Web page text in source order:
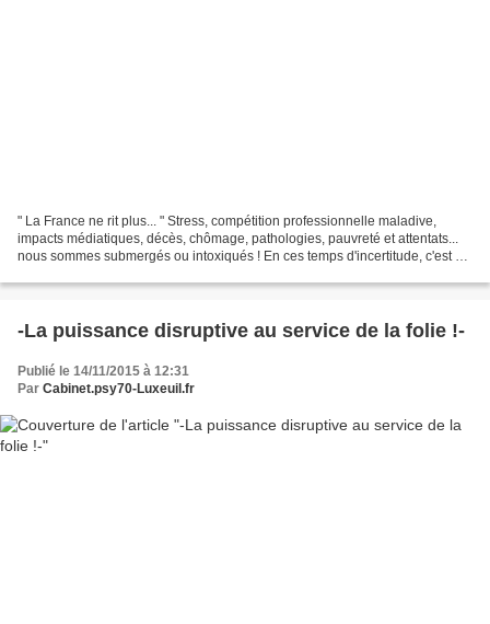
" La France ne rit plus... " Stress, compétition professionnelle maladive,
impacts médiatiques, décès, chômage, pathologies, pauvreté et attentats...
nous sommes submergés ou intoxiqués ! En ces temps d'incertitude, c'est à
-La puissance disruptive au service de la folie !-
Publié le 14/11/2015 à 12:31
Par Cabinet.psy70-Luxeuil.fr